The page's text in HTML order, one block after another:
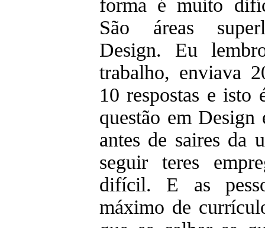
forma é muito
São áreas
Design. Eu
trabalho, enviava
10 respostas e isto
questão em Design
antes de saires da
seguir teres
difícil. E as
máximo de